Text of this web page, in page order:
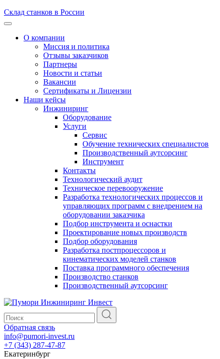
Склад станков в России
О компании
Миссия и политика
Отзывы заказчиков
Партнеры
Новости и статьи
Вакансии
Сертификаты и Лицензии
Наши кейсы
Инжиниринг
Оборудование
Услуги
Сервис
Обучение технических специалистов
Производственный аутсорсинг
Инструмент
Контакты
Технологический аудит
Техническое перевооружение
Разработка технологических процессов и
управляющих программ с внедрением на
оборудовании заказчика
Подбор инструмента и оснастки
Проектирование новых производств
Подбор оборудования
Разработка постпроцессоров и
кинематических моделей станков
Поставка программного обеспечения
Производство станков
Производственный аутсорсинг
Обратная связь
info@pumori-invest.ru
+7 (343) 287-47-87
Екатеринбург